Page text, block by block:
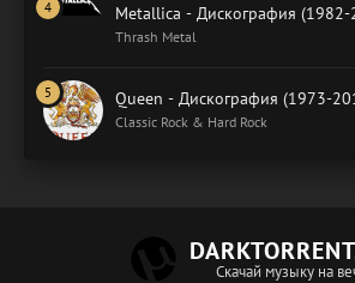
Metallica - Дискография (1982-
Thrash Metal
Queen - Дискография (1973-
Classic Rock & Hard Rock
Скачай музыку на